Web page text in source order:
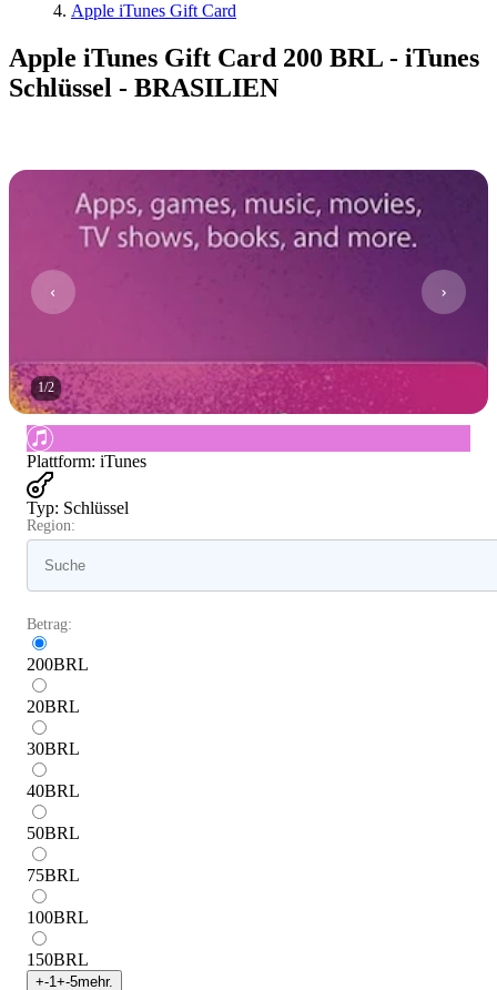
Apple iTunes Gift Card
Apple iTunes Gift Card 200 BRL - iTunes
Schlüssel - BRASILIEN
1/2
Plattform: iTunes
Typ: Schlüssel
Region:
Betrag:
200BRL
20BRL
30BRL
40BRL
50BRL
75BRL
100BRL
150BRL
+-1 +-5mehr.